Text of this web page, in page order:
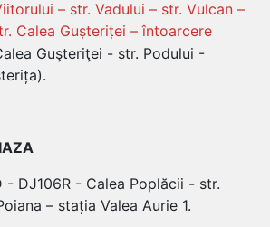
– str. Vadului – str. Vulcan –
Calea Gușteriței – întoarcere
Guşteriţei - str. Podului -
- DJ106R - Calea Poplăcii - str.
– stația Valea Aurie 1.